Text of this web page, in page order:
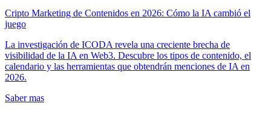
Cripto Marketing de Contenidos en 2026: Cómo la IA cambió el
juego
La investigación de ICODA revela una creciente brecha de
visibilidad de la IA en Web3. Descubre los tipos de contenido, el
calendario y las herramientas que obtendrán menciones de IA en
2026.
Saber mas